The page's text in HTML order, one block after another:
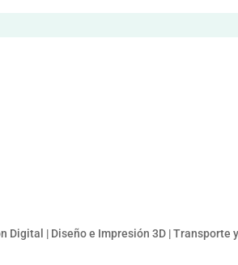
Digital | Diseño e Impresión 3D | Transporte